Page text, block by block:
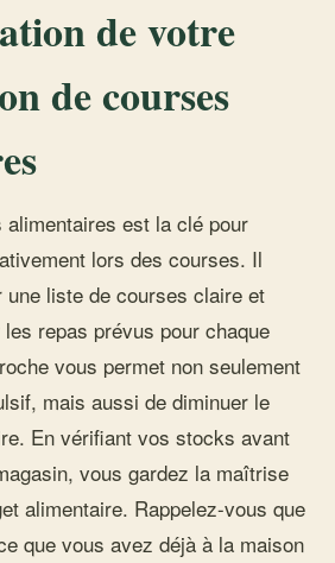
de votre
de courses
est la clé pour
lors des courses. Il
liste de courses claire et
repas prévus pour chaque
vous permet non seulement
mais aussi de diminuer le
En vérifiant vos stocks avant
vous gardez la maîtrise
alimentaire. Rappelez-vous que
que vous avez déjà à la maison